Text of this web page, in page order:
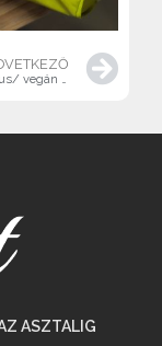
Ha vegetáriánus/ vegán étrendet követsz nem lehet hiányod vitaminokból és ásványianyagokból
ASZTALIG